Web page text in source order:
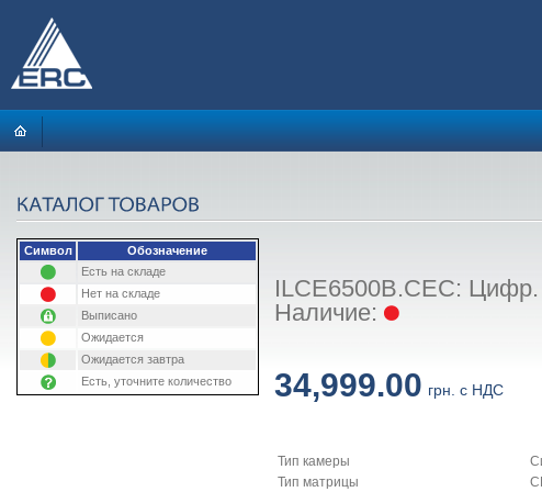
Символ
Обозначение
Есть на складе
Нет на складе
Выписано
Ожидается
Ожидается завтра
Есть, уточните количество
ILCE6500B.CEC:
Наличие:
34,999.00 грн. с НДС
Тип камеры
Тип матрицы